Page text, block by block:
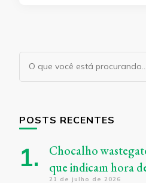
POSTS RECENTES
Chocalho
que indicam hora
21 de julho de 2026